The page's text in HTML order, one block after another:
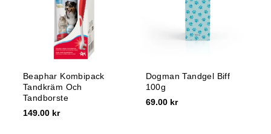
Beaphar Kombipack
Tandkräm Och
Tandborste
149.00 kr
Dogman Tandgel Biff
100g
69.00 kr